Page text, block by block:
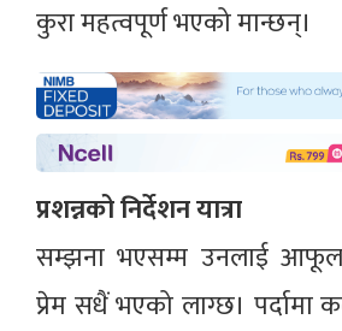
कुरा महत्वपूर्ण भएको मान्छन्।
प्रशन्नको निर्देशन यात्रा
सम्झना भएसम्म उनलाई
प्रेम सधैं भएको लाग्छ। पर्दामा